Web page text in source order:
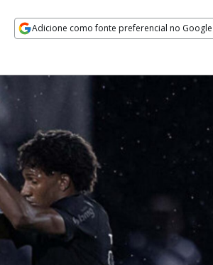
Adicione como fonte preferencial no Google